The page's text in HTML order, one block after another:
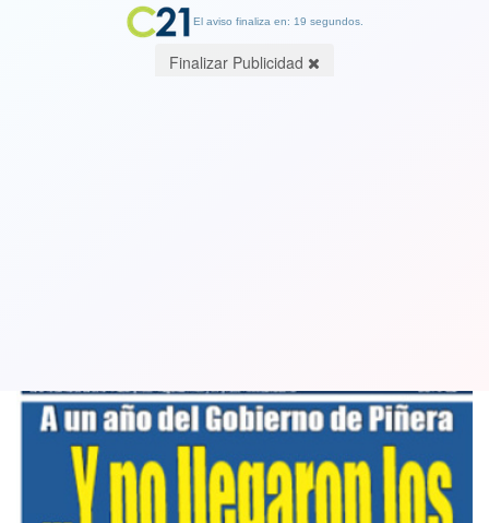
El aviso finaliza en: 19 segundos.
Finalizar Publicidad